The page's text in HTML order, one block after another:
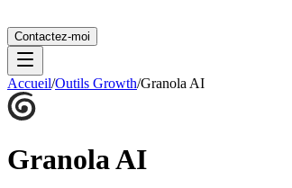
Contactez-moi
Accueil/Outils Growth/Granola AI
Granola AI